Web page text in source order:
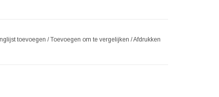
toevoegen /Toevoegen om te vergelijken /Afdrukken